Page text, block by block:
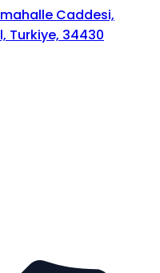
Caddesi,
Turkiye, 34430